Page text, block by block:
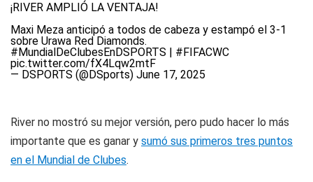
¡RIVER AMPLIÓ LA VENTAJA!
Maxi Meza anticipó a todos de cabeza y estampó el 3-1
sobre Urawa Red Diamonds.
#MundialDeClubesEnDSPORTS | #FIFACWC
pic.twitter.com/fX4Lqw2mtF
— DSPORTS (@DSports) June 17, 2025
River no mostró su mejor versión, pero pudo hacer lo más
importante que es ganar y sumó sus primeros tres puntos
en el Mundial de Clubes.